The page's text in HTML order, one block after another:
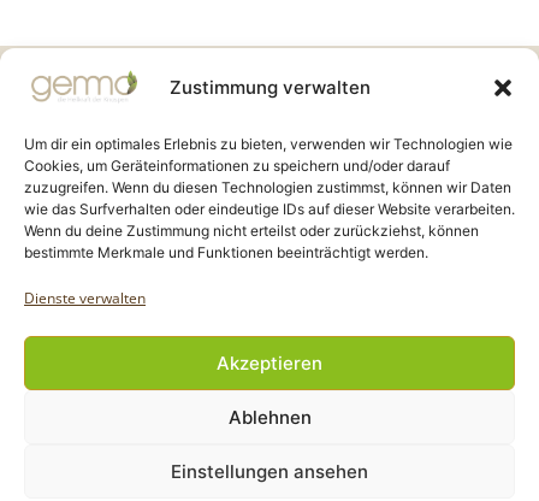
Zustimmung verwalten
Um dir ein optimales Erlebnis zu bieten, verwenden wir Technologien wie
Cookies, um Geräteinformationen zu speichern und/oder darauf
zuzugreifen. Wenn du diesen Technologien zustimmst, können wir Daten
wie das Surfverhalten oder eindeutige IDs auf dieser Website verarbeiten.
Wenn du deine Zustimmung nicht erteilst oder zurückziehst, können
bestimmte Merkmale und Funktionen beeinträchtigt werden.
Dienste verwalten
Akzeptieren
Ablehnen
Einstellungen ansehen
Gemmo Community
Birkenstr. 7
CH-6003 Luzern
info@gemmo.de
info@gemmo-community.at
Copyright Gemmo Community |